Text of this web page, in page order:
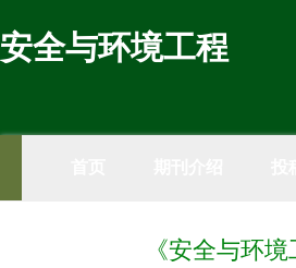
安全与环境工程
《安全与环